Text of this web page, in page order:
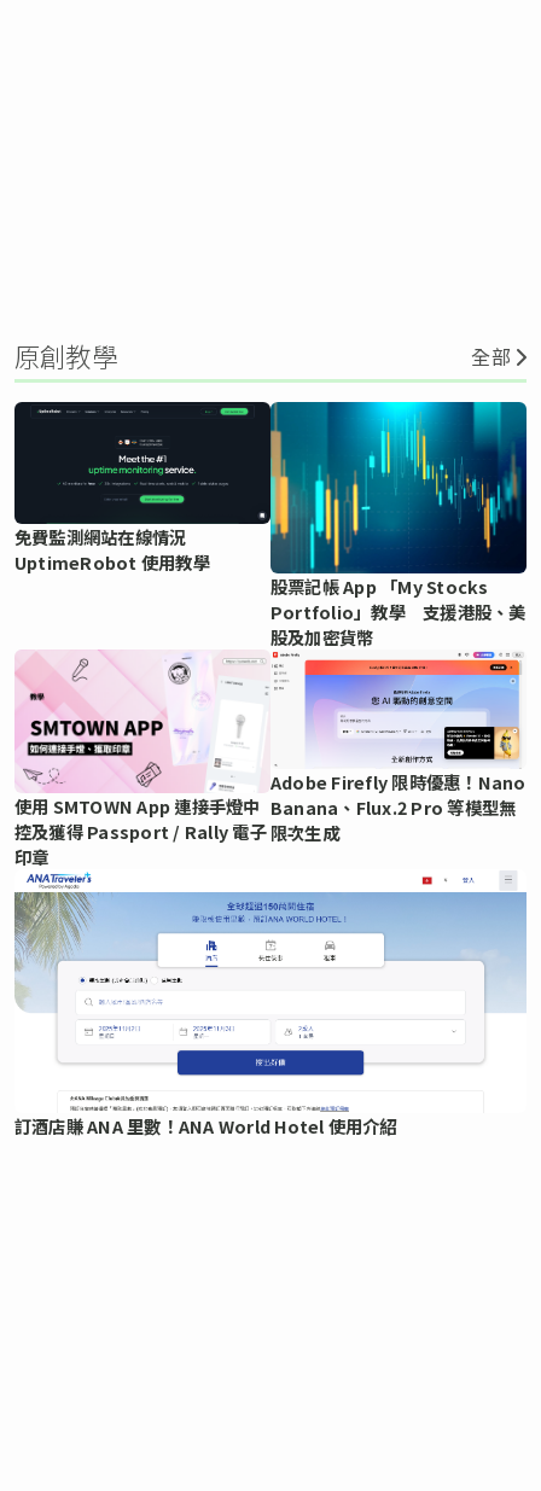
原創教學 全部
免費監測網站在線情況
UptimeRobot 使用教學
股票記帳 App 「My Stocks
Portfolio」教學 支援港股、美
股及加密貨幣
使用 SMTOWN App 連接手燈中
控及獲得 Passport / Rally 電子
印章
Adobe Firefly 限時優惠！Nano
Banana、Flux.2 Pro 等模型無
限次生成
訂酒店賺 ANA 里數！ANA World Hotel 使用介紹